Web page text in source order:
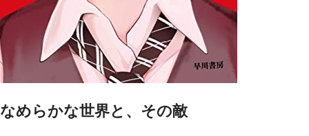
なめらかな世界と、その敵